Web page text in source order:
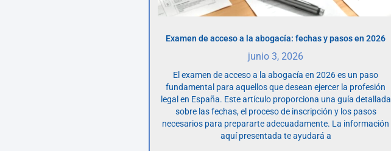
Examen de acceso a la abogacía: fechas y pasos en 2026
junio 3, 2026
El examen de acceso a la abogacía en 2026 es un paso
fundamental para aquellos que desean ejercer la profesión
legal en España. Este artículo proporciona una guía detallada
sobre las fechas, el proceso de inscripción y los pasos
necesarios para prepararte adecuadamente. La información
aquí presentada te ayudará a